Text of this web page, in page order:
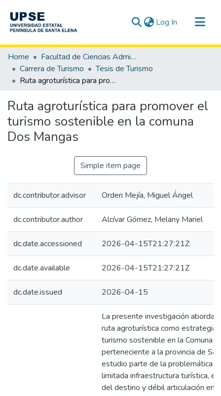
Log In (current)
Communities & Collections
All of DSpace
Statistics
Home
Facultad de Ciencias Administrativas
Carrera de Turismo
Tesis de Turismo
Ruta agroturística para promover el turismo sostenible en la comuna Dos Mangas
Ruta agroturística para promover el
turismo sostenible en la comuna
Dos Mangas
Simple item page
dc.contributor.advisor Orden Mejía, Miguel Ángel
dc.contributor.author Alcívar Gómez, Melany Mariel
dc.date.accessioned 2026-04-15T21:27:21Z
dc.date.available 2026-04-15T21:27:21Z
dc.date.issued 2026-04-15
La presente investigación aborda
ruta agroturística como estrategia
turismo sostenible en la Comuna
perteneciente a la provincia de
estudio parte de la problemática
limitada infraestructura turística,
del destino y débil articulación